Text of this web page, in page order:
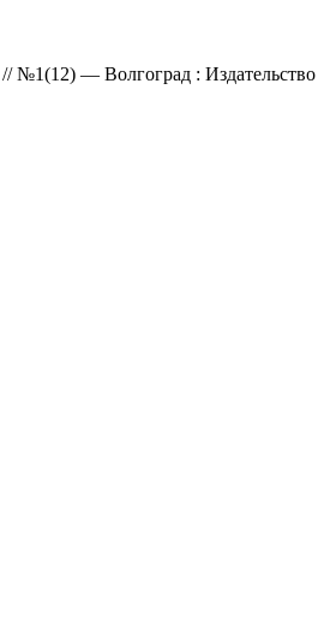
№1(12) — Волгоград : Издательство